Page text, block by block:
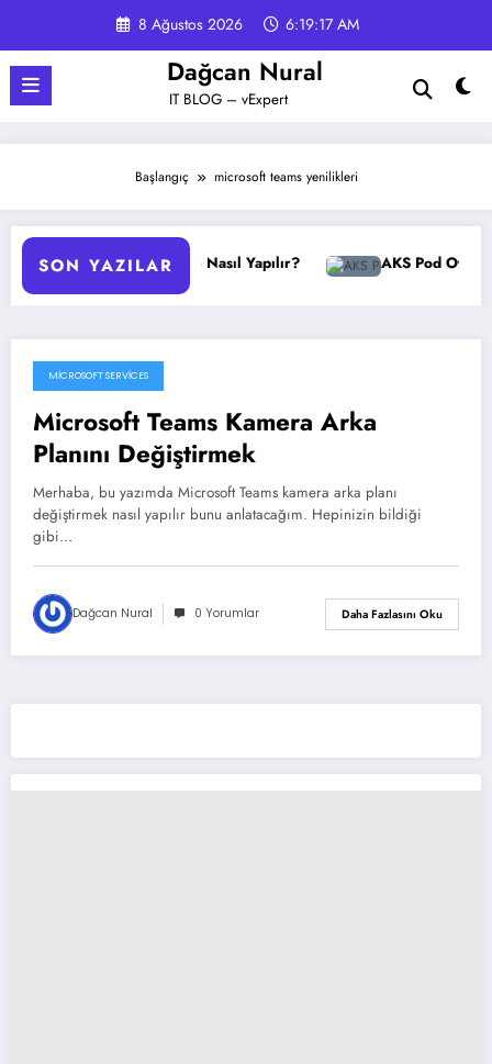
8 Ağustos 2026 6:19:18 AM
Dağcan Nural
IT BLOG – vExpert
Başlangıç microsoft teams yenilikleri
SON YAZILAR
GPO Yedekleme Nasıl Yapılır? AKS Pod Otomatik
4 Mayıs 2020
MICROSOFT SERVICES
Microsoft Teams Kamera Arka
Planını Değiştirmek
Merhaba, bu yazımda Microsoft Teams kamera arka planı
değiştirmek nasıl yapılır bunu anlatacağım. Hepinizin bildiği
gibi…
Dağcan Nural 0 Yorumlar Daha Fazlasını Oku